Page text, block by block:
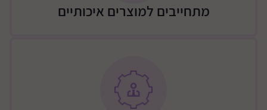
ס"מ רוחב, 10 ס"מ גובה
משלוח – יתבצע ע"י מוביל מטעם החברה (רהיטי שניר),
מתחייבים למוצרים איכותיים